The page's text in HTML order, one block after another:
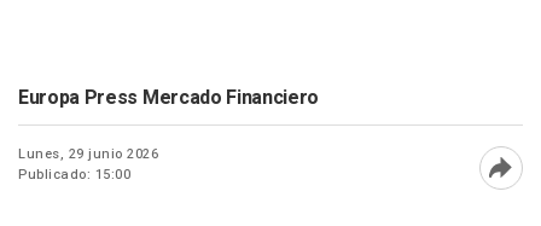
Europa Press Mercado Financiero
Lunes, 29 junio 2026
Publicado: 15:00